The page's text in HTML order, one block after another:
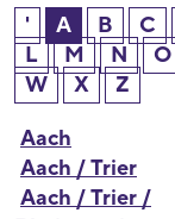
' A B C
L
M N O
W
X
Z
Aach
Aach / Trier
Aach / Trier /